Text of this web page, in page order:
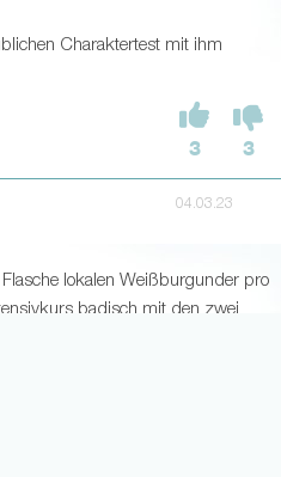
Charaktertest mit ihm
3 3
04.03.23
lokalen Weißburgunder pro
badisch mit den zwei